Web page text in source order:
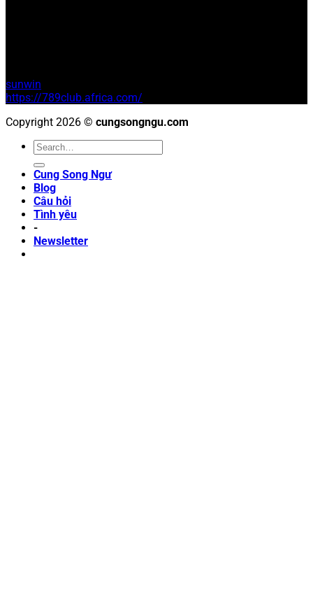
sunwin
https://789club.africa.com/
Copyright 2026 © cungsongngu.com
Cung Song Ngư
Blog
Câu hỏi
Tình yêu
-
Newsletter